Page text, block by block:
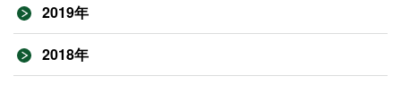
2019年
2018年